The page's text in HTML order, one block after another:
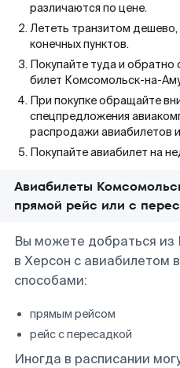
различаются по цене.
Лететь транзитом
конечных пунктов.
Покупайте туда и обратно
билет Комсомольск-на-
При покупке обращайте
спецпредложения
распродажи авиабилетов
Покупайте авиабилет на
Авиабилеты
прямой рейс или с
Вы можете добраться
в Херсон с авиабилетом
способами:
прямым рейсом
рейс с пересадкой
Иногда в расписании